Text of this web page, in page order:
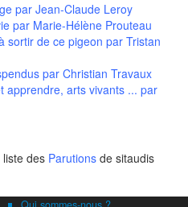
par Jean-Claude Leroy
par Marie-Hélène Prouteau
sortir de ce pigeon par Tristan
par Christian Travaux
apprendre, arts vivants ... par
des Parutions de sitaudis